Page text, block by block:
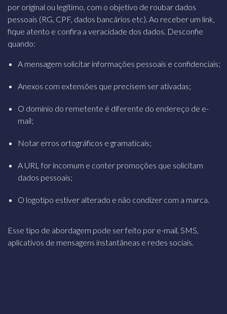
por original ou legítimo, com o objetivo de roubar dados
pessoais (RG, CPF, dados bancários etc). Ao receber um link,
fique atento e confira a veracidade dos dados. Desconfie
quando:
A mensagem solicitar informações pessoais e confidenciais;
Anexos com extensões que precisem ser ativadas;
O domínio do remetente é diferente do endereço de e-
mail;
Notar erros ortográficos e gramaticais;
A URL for incomum e conter promoções que solicitam
dados pessoais;
O logotipo estiver alterado e não condizer com a marca.
Esse tipo de abordagem pode ser feito por e-mail, SMS,
aplicativos de mensagens instantâneas e redes sociais.